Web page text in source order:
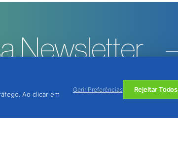
Newsletter
Ao clicar em
Gerir Preferências Rejeitar Todos